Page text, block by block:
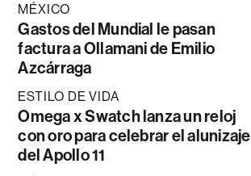
MÉXICO
Gastos del Mundial le pasan
factura a Ollamani de Emilio
Azcárraga
ESTILO DE VIDA
Omega x Swatch lanza un reloj
con oro para celebrar el alunizaje
del Apollo 11